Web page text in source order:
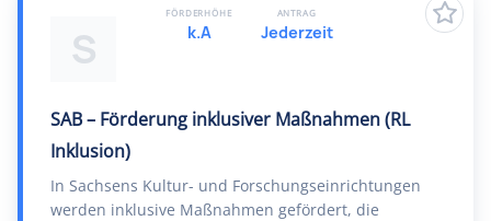
S
SAB – Förderung inklusiver Maßnahmen (RL
Inklusion)
In Sachsens Kultur- und Forschungseinrichtungen
werden inklusive Maßnahmen gefördert, die
FÖRDERHÖHE
k.A
ANTRAG
Jederzeit